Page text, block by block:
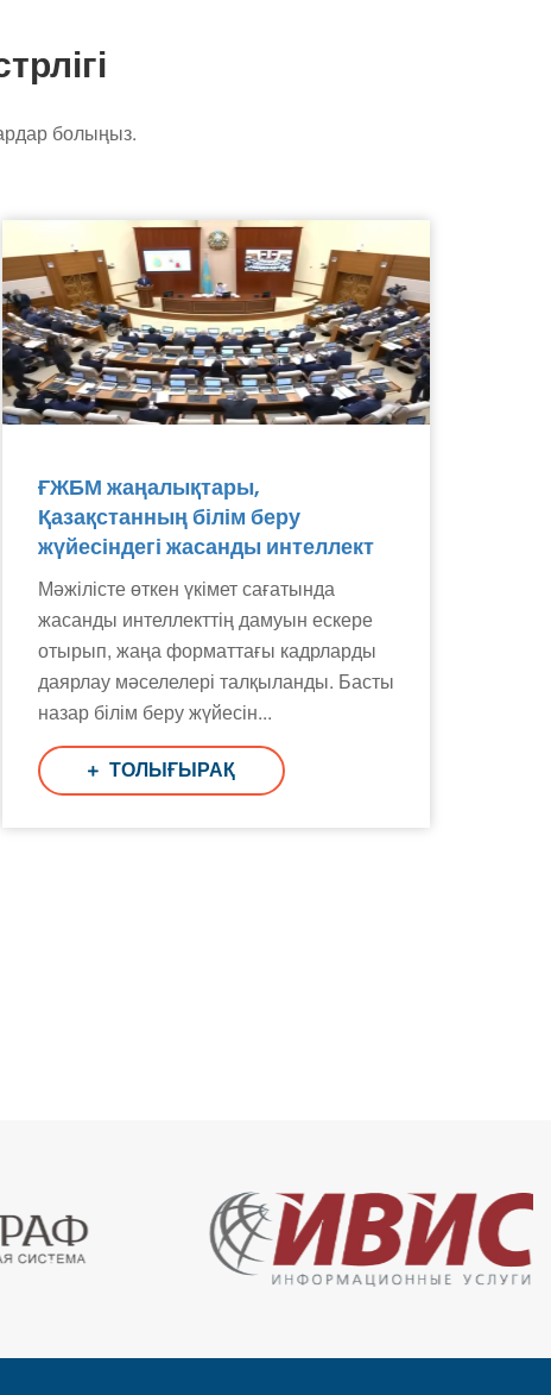
болыңыз.
ҒЖБМ жаңалықтары,
Қазақстанның білім беру
жүйесіндегі жасанды интеллект
Мәжілісте өткен үкімет сағатында
жасанды интеллекттің дамуын ескере
отырып, жаңа форматтағы кадрларды
даярлау мәселелері талқыланды. Басты
назар білім беру жүйесін...
ТОЛЫҒЫРАҚ
Поддержка РНТБ